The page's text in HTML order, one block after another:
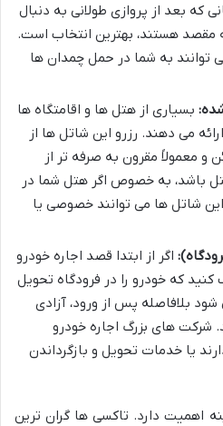
که بعد از پروازی طولانی به دنبال
هستند، بهترین انتخاب است.
توانند به شما در حمل چمدان ها
بسیاری از هتل ها و اقامتگاه ها
می دهند. رزرو این شاتل ها از
و معمولاً مقرون به صرفه تر از
باشد، به خصوص اگر هتل شما در
این شاتل ها می توانند خصوصی یا
اگر از ابتدا قصد اجاره خودرو
کنید که خودرو را در فرودگاه تحویل
بلافاصله پس از ورود، آزادی
شرکت های بزرگ اجاره خودرو
یا خدمات تحویل و بازگرداندن
اهمیت دارد. تاکسی ها گران ترین